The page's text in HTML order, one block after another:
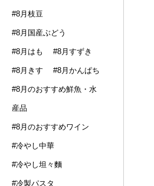
#8月枝豆
#8月国産ぶどう
#8月はも #8月すずき
#8月きす #8月かんぱち
#8月のおすすめ鮮魚・水
産品
#8月のおすすめワイン
#冷やし中華
#冷やし坦々麵
#冷製パスタ